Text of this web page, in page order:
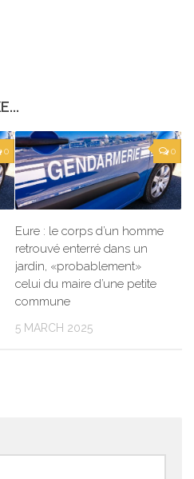
0 0
Eure : le corps d’un homme
retrouvé enterré dans un
jardin, «probablement»
celui du maire d’une petite
commune
5 MARCH 2025